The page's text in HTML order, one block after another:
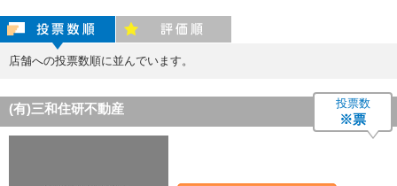
店舗への投票数順に並んでいます。
(有)三和住研不動産 投票数
※票